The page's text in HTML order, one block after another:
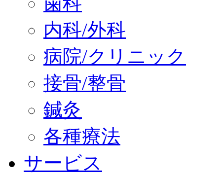
内科/外科
病院/クリニック
接骨/整骨
鍼灸
各種療法
サービス